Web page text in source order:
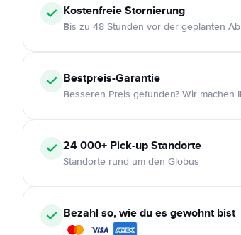
KostenfreieStornierung
Bis zu 48 Stunden vor der geplanten
Bestpreis-Garantie
Besseren Preis gefunden? Wir
24 000+ Pick-up Standorte
Standorte rund um den Globus
Bezahl so, wie du es gewohnt bist